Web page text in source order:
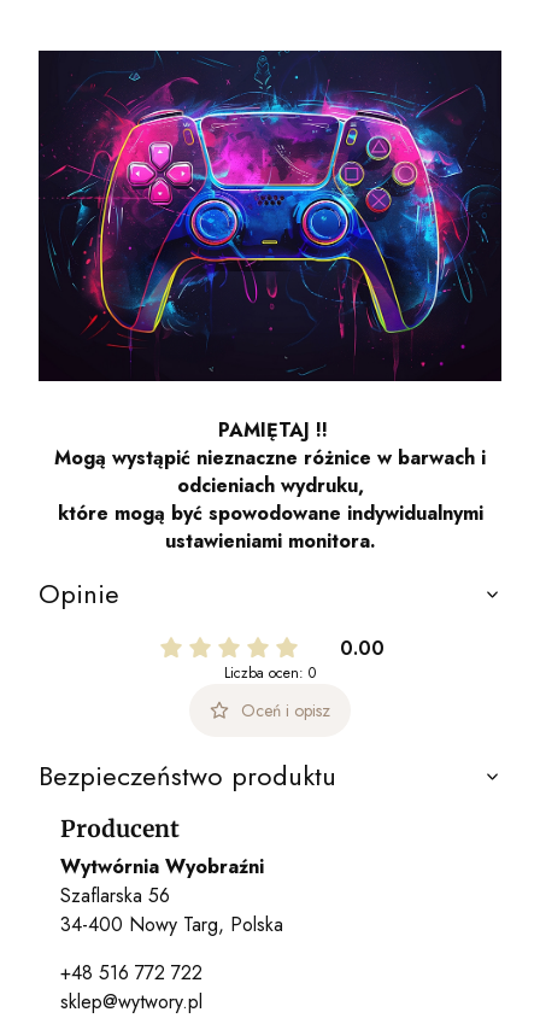
PAMIĘTAJ !!
Mogą wystąpić nieznaczne różnice w barwach i
odcieniach wydruku,
które mogą być spowodowane indywidualnymi
ustawieniami monitora.
Opinie
0.00
Liczba ocen: 0
Oceń i opisz
Bezpieczeństwo produktu
Producent
Wytwórnia Wyobraźni
Szaflarska 56
34-400 Nowy Targ, Polska
+48 516 772 722
sklep@wytwory.pl